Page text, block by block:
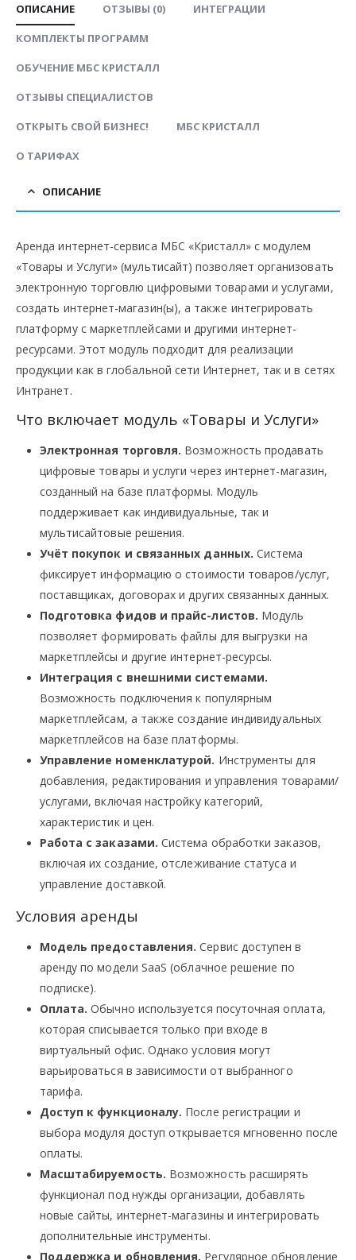
ОПИСАНИЕ ОТЗЫВЫ (0) ИНТЕГРАЦИИ
КОМПЛЕКТЫ ПРОГРАММ
ОБУЧЕНИЕ МБС КРИСТАЛЛ
ОТЗЫВЫ СПЕЦИАЛИСТОВ
ОТКРЫТЬ СВОЙ БИЗНЕС! МБС КРИСТАЛЛ
О ТАРИФАХ
ОПИСАНИЕ
Аренда интернет-сервиса МБС «Кристалл» с модулем
«Товары и Услуги» (мультисайт) позволяет организовать
электронную торговлю цифровыми товарами и услугами,
создать интернет-магазин(ы), а также интегрировать
платформу с маркетплейсами и другими интернет-
ресурсами. Этот модуль подходит для реализации
продукции как в глобальной сети Интернет, так и в сетях
Интранет.
Что включает модуль «Товары и Услуги»
Электронная торговля. Возможность продавать
цифровые товары и услуги через интернет-магазин,
созданный на базе платформы. Модуль
поддерживает как индивидуальные, так и
мультисайтовые решения.
Учёт покупок и связанных данных. Система
фиксирует информацию о стоимости товаров/услуг,
поставщиках, договорах и других связанных данных.
Подготовка фидов и прайс-листов. Модуль
позволяет формировать файлы для выгрузки на
маркетплейсы и другие интернет-ресурсы.
Интеграция с внешними системами.
Возможность подключения к популярным
маркетплейсам, а также создание индивидуальных
маркетплейсов на базе платформы.
Управление номенклатурой. Инструменты для
добавления, редактирования и управления товарами/
услугами, включая настройку категорий,
характеристик и цен.
Работа с заказами. Система обработки заказов,
включая их создание, отслеживание статуса и
управление доставкой.
Условия аренды
Модель предоставления. Сервис доступен в
аренду по модели SaaS (облачное решение по
подписке).
Оплата. Обычно используется посуточная оплата,
которая списывается только при входе в
виртуальный офис. Однако условия могут
варьироваться в зависимости от выбранного
тарифа.
Доступ к функционалу. После регистрации и
выбора модуля доступ открывается мгновенно после
оплаты.
Масштабируемость. Возможность расширять
функционал под нужды организации, добавлять
новые сайты, интернет-магазины и интегрировать
дополнительные инструменты.
Поддержка и обновления. Регулярное обновление